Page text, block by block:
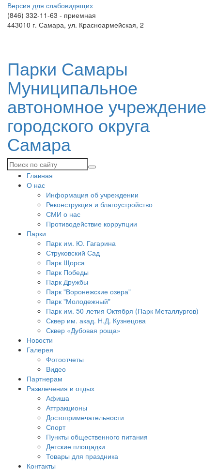
Версия для слабовидящих
(846) 332-11-63 - приемная
443010 г. Самара, ул. Красноармейская, 2
Парки Самары
Муниципальное
автономное учреждение
городского округа
Самара
Главная
О нас
Информация об учреждении
Реконструкция и благоустройство
СМИ о нас
Противодействие коррупции
Парки
Парк им. Ю. Гагарина
Струковский Сад
Парк Щорса
Парк Победы
Парк Дружбы
Парк "Воронежские озера"
Парк "Молодежный"
Парк им. 50-летия Октября (Парк Металлургов)
Сквер им. акад. Н.Д. Кузнецова
Сквер «Дубовая роща»
Новости
Галерея
Фотоотчеты
Видео
Партнерам
Развлечения и отдых
Афиша
Аттракционы
Достопримечательности
Спорт
Пункты общественного питания
Детские площадки
Товары для праздника
Контакты